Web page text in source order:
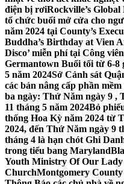
điện bị rơiRockville’s Global
tổ chức buổi mở cửa cho
năm 2024 tại County’s
Buddha’s Birthday at Vien
Disco’ miễn phí tại Công
Germantown Buổi tối từ 6-8
5 năm 2024Sở Cảnh sát
các bản nâng cấp phần
ba ngày: Thứ Năm ngày 9 ,
11 tháng 5 năm 2024Bỏ
thống Hoa Kỳ năm 2024 từ
2024, đến Thứ Năm ngày 9
tháng 4 là hạn chót Ghi
trong tiểu bang Maryland
Youth Ministry Of Our
ChurchMontgomery